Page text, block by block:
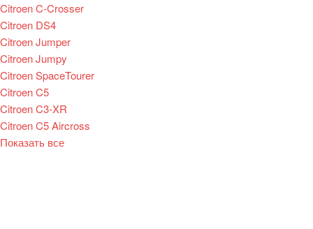
Citroen C-Crosser
Citroen DS4
Citroen Jumper
Citroen Jumpy
Citroen SpaceTourer
Citroen C5
Citroen C3-XR
Citroen C5 Aircross
Показать все